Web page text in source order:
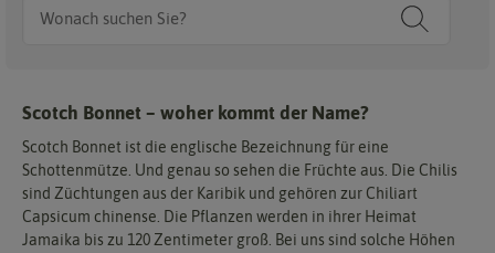
Scotch Bonnet – woher kommt der Name?
Scotch Bonnet ist die englische Bezeichnung für eine
Schottenmütze. Und genau so sehen die Früchte aus. Die Chilis
sind Züchtungen aus der Karibik und gehören zur Chiliart
Capsicum chinense. Die Pflanzen werden in ihrer Heimat
Jamaika bis zu 120 Zentimeter groß. Bei uns sind solche Höhen